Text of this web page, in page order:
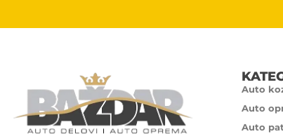
Auto
Auto
Auto